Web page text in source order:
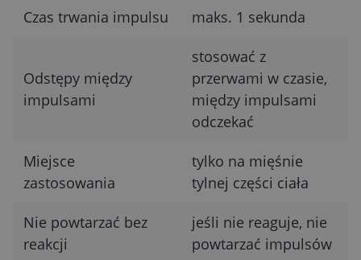
Czas trwania impulsu maks. 1 sekunda
Odstępy między
impulsami
stosować z
przerwami w czasie,
między impulsami
odczekać
Miejsce
zastosowania
tylko na mięśnie
tylnej części ciała
Nie powtarzać bez
reakcji
jeśli nie reaguje, nie
powtarzać impulsów